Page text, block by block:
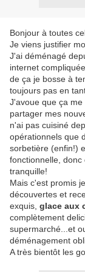
Bonjour à toutes
Je viens justifier
J'ai déménagé
internet
de ça je bosse à
toujours pas en
J'avoue que ça
partager mes
n'ai pas cuisiné
opérationnels que
sorbetière (enfin!)
fonctionnelle,
tranquille!
Mais c'est promis
découvertes et
exquis, glace aux
complètement
supermarché...et
déménagement
A très bientôt les